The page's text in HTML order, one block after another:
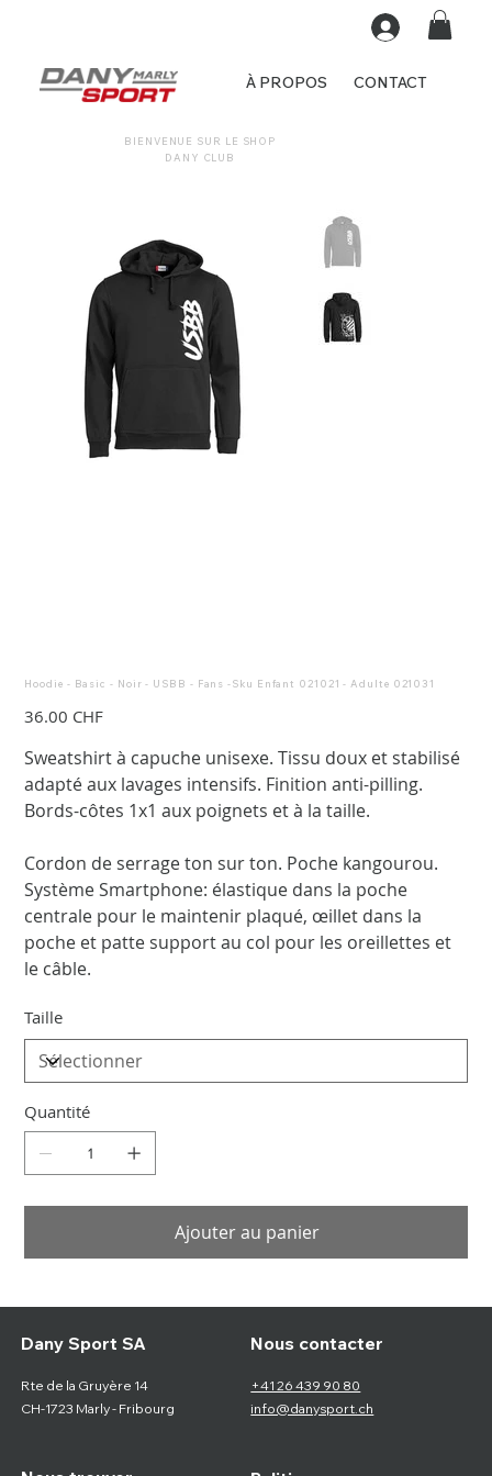
DANY CLUB
BIENVENUE SUR LE SHOP
À PROPOS CONTACT
Hoodie - Basic - Noir - USBB - Fans -Sku Enfant 021021 - Adulte 021031
36.00 CHF
Sweatshirt à capuche unisexe. Tissu doux et stabilisé
adapté aux lavages intensifs. Finition anti-pilling.
Bords-côtes 1x1 aux poignets et à la taille.
Cordon de serrage ton sur ton. Poche kangourou.
Système Smartphone: élastique dans la poche
centrale pour le maintenir plaqué, œillet dans la
poche et patte support au col pour les oreillettes et
le câble.
Taille
Quantité
Ajouter au panier
Dany Sport SA
Rte de la Gruyère 14
CH-1723 Marly - Fribourg
Nous contacter
+41 26 439 90 80
info@danysport.ch